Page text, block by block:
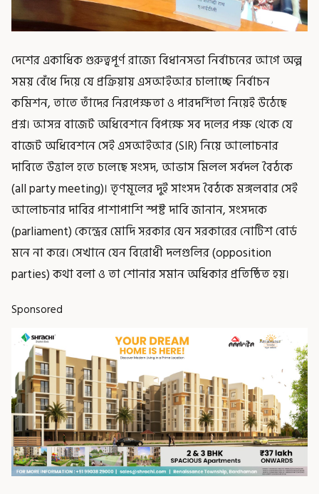
দেশের একাধিক গুরুত্বপূর্ণ রাজ্যে বিধানসভা নির্বাচনের আগে অল্প
সময় বেঁধে দিয়ে যে প্রক্রিয়ায় এসআইআর চালাচ্ছে নির্বাচন
কমিশন, তাতে তাঁদের নিরপেক্ষতা ও পারদর্শিতা নিয়েই উঠেছে
প্রশ্ন। আসন্ন বাজেট অধিবেশনে বিপক্ষে সব দলের পক্ষ থেকে যে
বাজেট অধিবেশনে সেই এসআইআর (SIR) নিয়ে আলোচনার
দাবিতে উত্তাল হতে চলেছে সংসদ, আভাস মিলল সর্বদল বৈঠকে
(all party meeting)। তৃণমূলের দুই সাংসদ বৈঠকে মঙ্গলবার সেই
আলোচনার দাবির পাশাপাশি স্পষ্ট দাবি জানান, সংসদকে
(parliament) কেন্দ্রের মোদি সরকার যেন সরকারের নোটিশ বোর্ড
মনে না করে। সেখানে যেন বিরোধী দলগুলির (opposition
parties) কথা বলা ও তা শোনার সমান অধিকার প্রতিষ্ঠিত হয়।
Sponsored